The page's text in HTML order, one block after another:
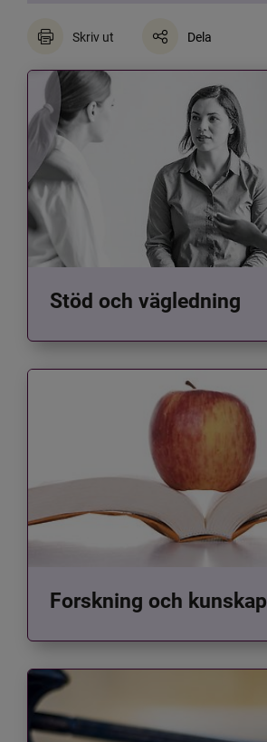
Skriv ut Dela
Stöd och vägledning
Forskning och kunskap